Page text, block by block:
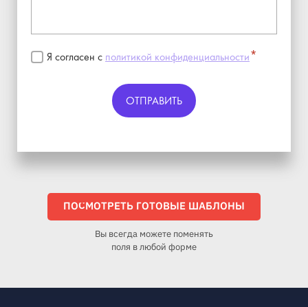
ПОСМОТРЕТЬ ГОТОВЫЕ ШАБЛОНЫ
Вы всегда можете поменять
поля в любой форме